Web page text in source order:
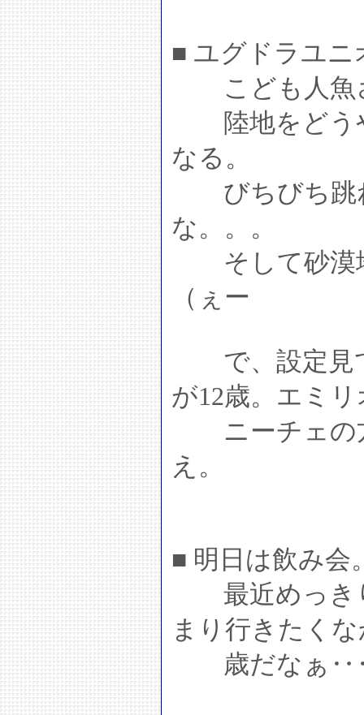
■ ユグドラユ
こども人魚
陸地をどう
なる。
びちびち跳
な。。。
そして砂漠
（ぇー
で、設定見
が12歳。エミ
ニーチェの
え。
■ 明日は飲み会
最近めっき
まり行きたく
歳だなぁ